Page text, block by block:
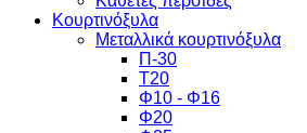
Κουρτινόξυλα
Μεταλλικά κουρτινόξυλα
Π-30
Τ20
Φ10 - Φ16
Φ20